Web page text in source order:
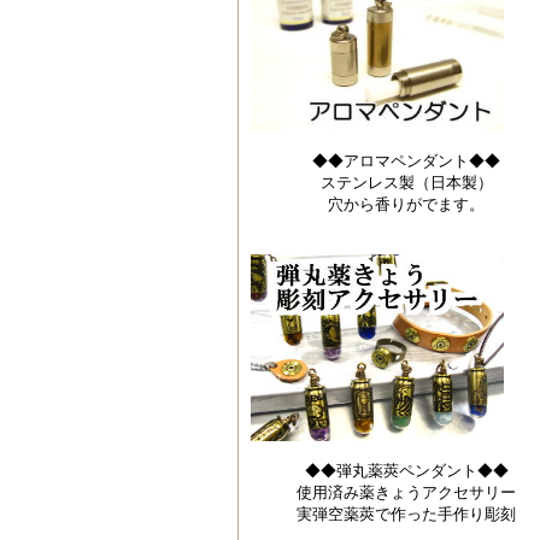
◆◆アロマペンダント◆◆
ステンレス製（日本製）
穴から香りがでます。
◆◆弾丸薬莢ペンダント◆◆
使用済み薬きょうアクセサリー
実弾空薬莢で作った手作り彫刻